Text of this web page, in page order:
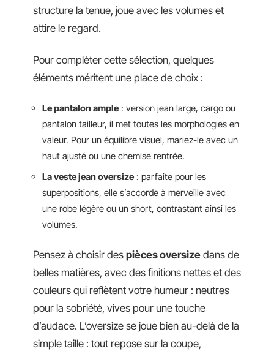
structure la tenue, joue avec les volumes et
attire le regard.
Pour compléter cette sélection, quelques
éléments méritent une place de choix :
Le pantalon ample : version jean large, cargo ou
pantalon tailleur, il met toutes les morphologies en
valeur. Pour un équilibre visuel, mariez-le avec un
haut ajusté ou une chemise rentrée.
La veste jean oversize : parfaite pour les
superpositions, elle s’accorde à merveille avec
une robe légère ou un short, contrastant ainsi les
volumes.
Pensez à choisir des pièces oversize dans de
belles matières, avec des finitions nettes et des
couleurs qui reflètent votre humeur : neutres
pour la sobriété, vives pour une touche
d’audace. L’oversize se joue bien au-delà de la
simple taille : tout repose sur la coupe,